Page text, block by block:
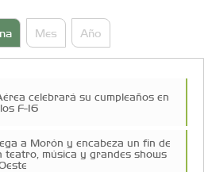
Mes Año
celebrará su cumpleaños en
F-16
a Morón y encabeza un fin de
teatro, música y grandes shows